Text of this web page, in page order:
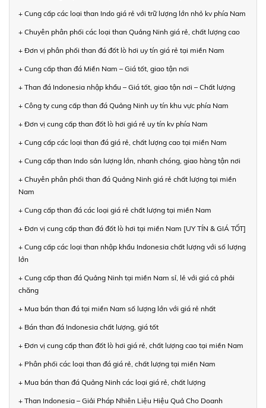
+ Cung cấp các loại than Indo giá rẻ với trữ lượng lớn nhỏ kv phía Nam
+ Chuyên phân phối các loại than Quảng Ninh giá rẻ, chất lượng cao
+ Đơn vị phân phối than đá đốt lò hơi uy tín giá rẻ tại miền Nam
+ Cung cấp than đá Miền Nam – Giá tốt, giao tận nơi
+ Than đá Indonesia nhập khẩu – Giá tốt, giao tận nơi – Chất lượng
+ Công ty cung cấp than đá Quảng Ninh uy tín khu vực phía Nam
+ Đơn vị cung cấp than đốt lò hơi giá rẻ uy tín kv phía Nam
+ Cung cấp các loại than đá giá rẻ, chất lượng cao tại miền Nam
+ Cung cấp than Indo sản lượng lớn, nhanh chóng, giao hàng tận nơi
+ Chuyên phân phối than đá Quảng Ninh giá rẻ chất lượng tại miền
Nam
+ Cung cấp than đá các loại giá rẻ chất lượng tại miền Nam
+ Đơn vị cung cấp than đá đốt lò hơi tại miền Nam [UY TÍN & GIÁ TỐT]
+ Cung cấp các loại than nhập khẩu Indonesia chất lượng với số lượng
lớn
+ Cung cấp than đá Quảng Ninh tại miền Nam sỉ, lẻ với giá cả phải
chăng
+ Mua bán than đá tại miền Nam số lượng lớn với giá rẻ nhất
+ Bán than đá Indonesia chất lượng, giá tốt
+ Đơn vị cung cấp than đốt lò hơi giá rẻ, chất lượng cao tại miền Nam
+ Phân phối các loại than đá giá rẻ, chất lượng tại miền Nam
+ Mua bán than đá Quảng Ninh các loại giá rẻ, chất lượng
+ Than Indonesia – Giải Pháp Nhiên Liệu Hiệu Quả Cho Doanh